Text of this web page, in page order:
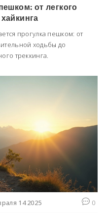
от легкого
прогулка пешком: от
ходьбы до
треккинга.
14 2025 0